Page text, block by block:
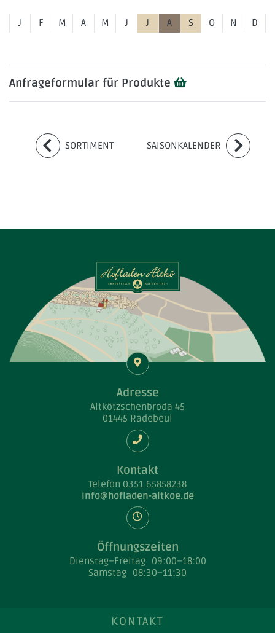
J F M A M J J A S O N D
Anfrageformular für Produkte
SORTIMENT SAISONKALENDER
Adresse
Altkötzschenbroda 45
01445 Radebeul
Kontakt
Telefon 0351 65858238
Öffnungszeiten
Dienstag–Freitag
09:00–18:00
Samstag 08:30–11:30
KONTAKT